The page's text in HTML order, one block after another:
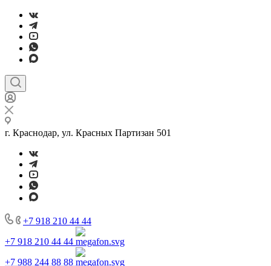
г. Краснодар, ул. Красных Партизан 501
+7 918 210 44 44
+7 918 210 44 44
+7 988 244 88 88